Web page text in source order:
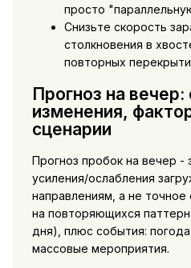
просто
Снизьте скорость
столкновения в
повторных
Прогноз на
изменения,
сценарии
Прогноз пробок на вечер -
усиления/ослабления
направлениям, а не
на повторяющихся
дня), плюс события:
массовые мероприятия.